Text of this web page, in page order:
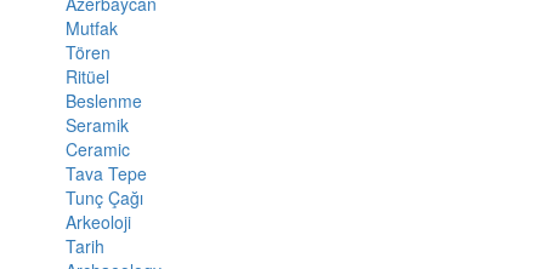
Mutfak
Tören
Ritüel
Beslenme
Seramik
Ceramic
Tava Tepe
Tunç Çağı
Arkeoloji
Tarih